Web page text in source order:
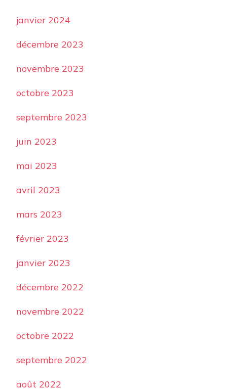
janvier 2024
décembre 2023
novembre 2023
octobre 2023
septembre 2023
juin 2023
mai 2023
avril 2023
mars 2023
février 2023
janvier 2023
décembre 2022
novembre 2022
octobre 2022
septembre 2022
août 2022